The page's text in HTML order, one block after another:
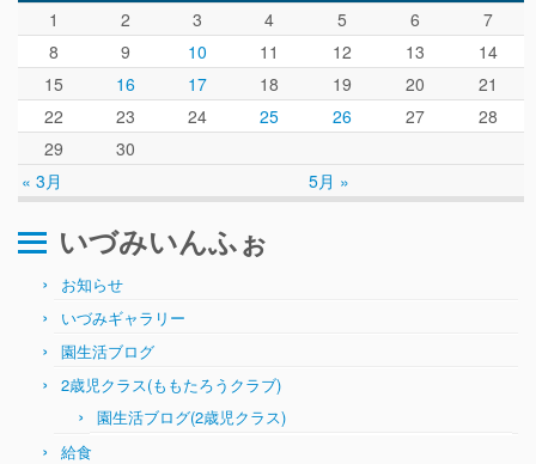
« 3月 5月 »
1 2 3 4 5 6
7
8
9 10 11 12 13
14
15
16 17 18 19 20
21
22
23 24 25 26 27
28
29
30
いづみいんふぉ
お知らせ
いづみギャラリー
園生活ブログ
2歳児クラス(ももたろうクラブ)
園生活ブログ(2歳児クラス)
給食